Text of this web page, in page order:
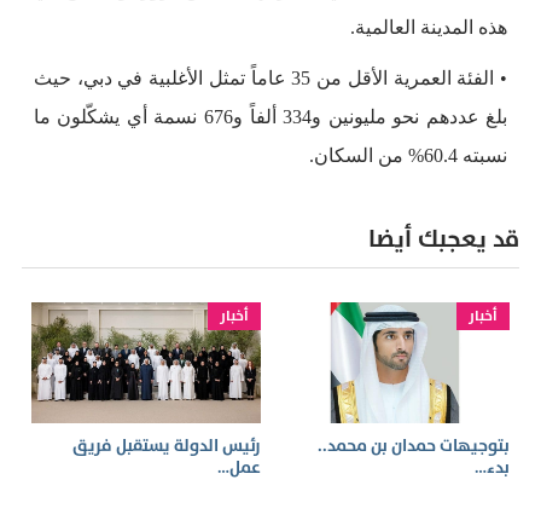
هذه المدينة العالمية.
• الفئة العمرية الأقل من 35 عاماً تمثل الأغلبية في دبي، حيث
بلغ عددهم نحو مليونين و334 ألفاً و676 نسمة أي يشكّلون ما
نسبته 60.4% من السكان.
قد يعجبك أيضا
أخبار
بتوجيهات حمدان بن محمد..
بدء…
أخبار
رئيس الدولة يستقبل فريق
عمل…